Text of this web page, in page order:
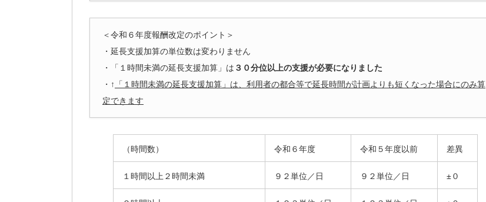
＜令和６年度報酬改定のポイント＞
・延長支援加算の単位数は変わりません
・「１時間未満の延長支援加算」は ３０分位以上の支援が必要になりました
・↑
「１時間未満の延長支援加算」は、利用者の都合等で延長時間が計画よりも短くなった場合にのみ算
定できます
（時間数） 令和６年度 令和５年度以前 差異
１時間以上２時間未満 ９２単位／日 ９２単位／日 ±０